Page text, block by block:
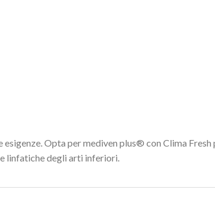
Opta per mediven plus® con Clima Fresh
linfatiche degli arti inferiori.